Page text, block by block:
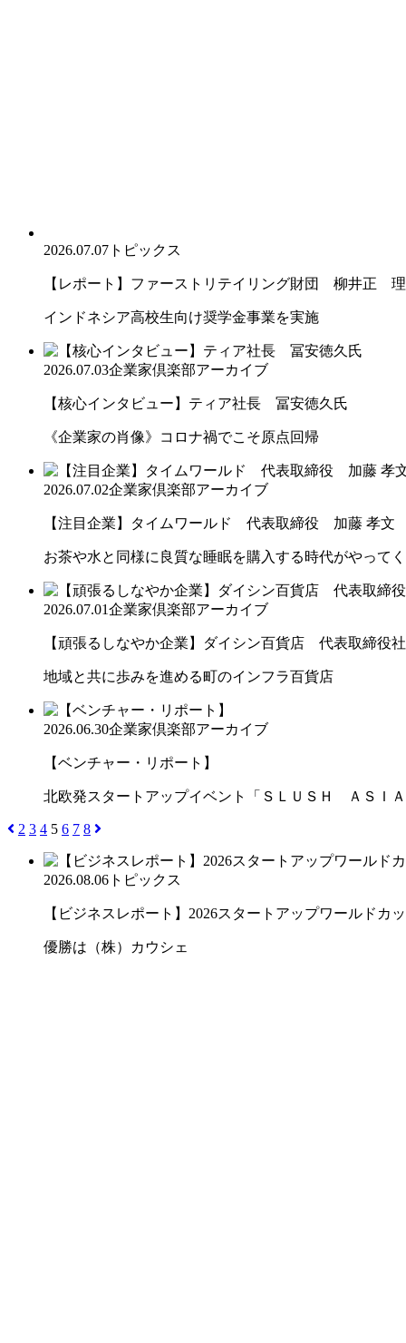
2026.07.07 トピックス
【レポート】ファーストリテイリング財団 柳井正
インドネシア高校生向け奨学金事業を実施
2026.07.03企業家倶楽部アーカイブ
【核心インタビュー】ティア社長 冨安徳久氏
《企業家の肖像》コロナ禍でこそ原点回帰
2026.07.02企業家倶楽部アーカイブ
【注目企業】タイムワールド 代表取締役 加藤 孝文
お茶や水と同様に良質な睡眠を購入する時代がやって
2026.07.01企業家倶楽部アーカイブ
【頑張るしなやか企業】ダイシン百貨店 代表取締役
地域と共に歩みを進める町のインフラ百貨店
2026.06.30企業家倶楽部アーカイブ
【ベンチャー・リポート】
北欧発スタートアップイベント「ＳＬＵＳＨ ＡＳＩ
2 3 4 5 6 7 8
2026.08.06 トピックス
【ビジネスレポート】2026スタートアップワールドカ
優勝は（株）カウシェ